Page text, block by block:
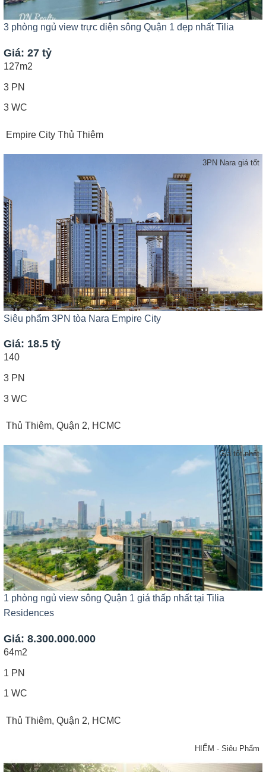
3 phòng ngủ view trực diện sông Quận 1 đẹp nhất Tilia
Giá: 27 tỷ
127m2
3 PN
3 WC
Empire City Thủ Thiêm
3PN Nara giá tốt
Siêu phẩm 3PN tòa Nara Empire City
Giá: 18.5 tỷ
140
3 PN
3 WC
Thủ Thiêm, Quận 2, HCMC
Giá tốt nhất
1 phòng ngủ view sông Quận 1 giá thấp nhất tại Tilia
Residences
Giá: 8.300.000.000
64m2
1 PN
1 WC
Thủ Thiêm, Quận 2, HCMC
HIẾM - Siêu Phẩm